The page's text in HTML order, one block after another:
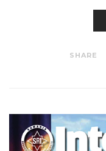
SHARE